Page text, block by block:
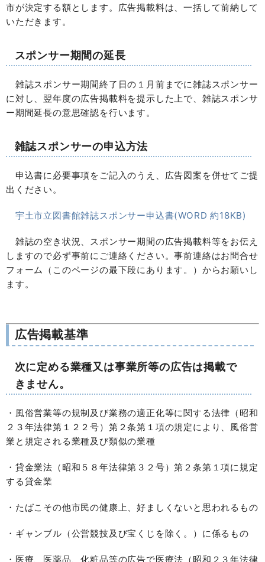
市が決定する額とします。広告掲載料は、一括して前納して
いただきます。
スポンサー期間の延長
雑誌スポンサー期間終了日の１月前までに雑誌スポンサー
に対し、翌年度の広告掲載料を提示した上で、雑誌スポンサ
ー期間延長の意思確認を行います。
雑誌スポンサーの申込方法
申込書に必要事項をご記入のうえ、広告図案を併せてご提
出ください。
宇土市立図書館雑誌スポンサー申込書(WORD 約18KB)
雑誌の空き状況、スポンサー期間の広告掲載料等をお伝え
しますので必ず事前にご連絡ください。事前連絡はお問合せ
フォーム（このページの最下段にあります。）からお願いし
ます。
広告掲載基準
次に定める業種又は事業所等の広告は掲載で
きません。
・風俗営業等の規制及び業務の適正化等に関する法律（昭和
２３年法律第１２２号）第２条第１項の規定により、風俗営
業と規定される業種及び類似の業種
・貸金業法（昭和５８年法律第３２号）第２条第１項に規定
する貸金業
・たばこその他市民の健康上、好ましくないと思われるもの
・ギャンブル（公営競技及び宝くじを除く。）に係るもの
・医療、医薬品、化粧品等の広告で医療法（昭和２３年法律